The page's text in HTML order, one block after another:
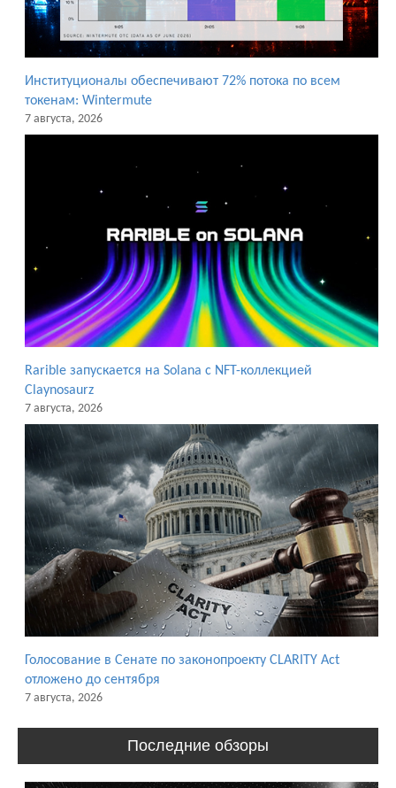
Институционалы обеспечивают 72% потока по всем
токенам: Wintermute
7 августа, 2026
Rarible запускается на Solana с NFT-коллекцией
Claynosaurz
7 августа, 2026
Голосование в Сенате по законопроекту CLARITY Act
отложено до сентября
7 августа, 2026
Последние обзоры